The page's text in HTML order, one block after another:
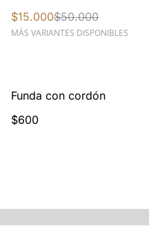
Lemtosh - Estilo Redondo
Vintage Unisex
$15.000$50.000
MÁS VARIANTES DISPONIBLES
Funda con cordón
$600